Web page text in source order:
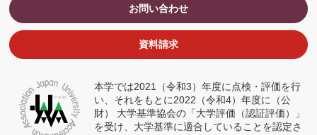
本学では2021（令和3）年度に点検・評価を行
い、それをもとに2022（令和4）年度に（公
財） 大学基準協会の「大学評価（認証評価）」
を受け、大学基準に適合していることを認定さ
ド
開
お問い合わせ
資料請求